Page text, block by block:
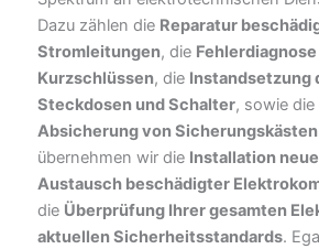
Dazu zählen die Reparatur
Stromleitungen, die
Kurzschlüssen, die Instandsetzung
Steckdosen und Schalter, sowie die
Absicherung von Sicherungskästen
übernehmen wir die Installation
Austausch beschädigter
die Überprüfung Ihrer gesamten
aktuellen Sicherheitsstandards.